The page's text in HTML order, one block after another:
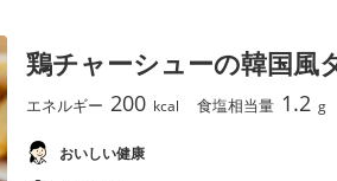
鶏チャーシューの韓国風
エネルギー 200 kcal 食塩相当量 1.2 g
おいしい健康